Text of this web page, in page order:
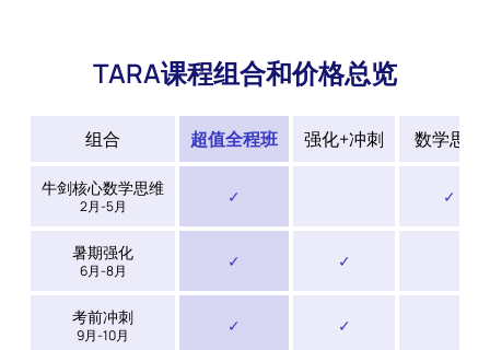
TARA课程组合和价格总览
组合 超值全程班 强化+冲刺 数学思维
牛剑核心数学思维
2月-5月 ✓ ✓
暑期强化
6月-8月 ✓ ✓
考前冲刺
9月-10月 ✓ ✓